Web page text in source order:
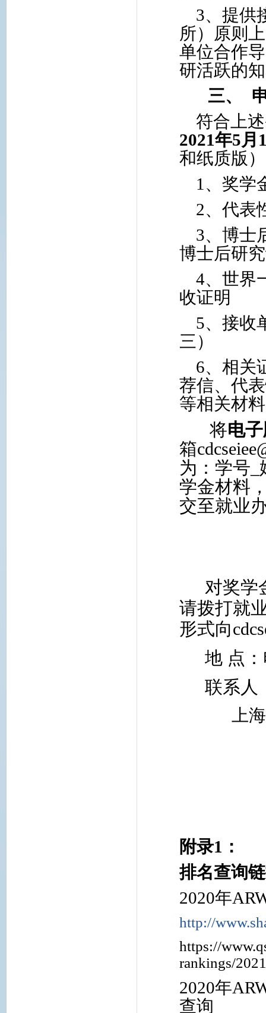
3、提供
所）原则
单位合作
研活跃的
三、
符合上
2021年5月
和纸质版
1 、奖学
2、代表
3、博士
博士后研
4、世界
收证明
5、接收
三）
6、相关
荐信、代
等相关材料
将电
箱
为：学号
学金材料
交至就业
对奖学
请拨打就
形式向
地 点
联系人
上
附录1 ：
排名查询
2020年
http://
https://
rankings/
2020年
查询